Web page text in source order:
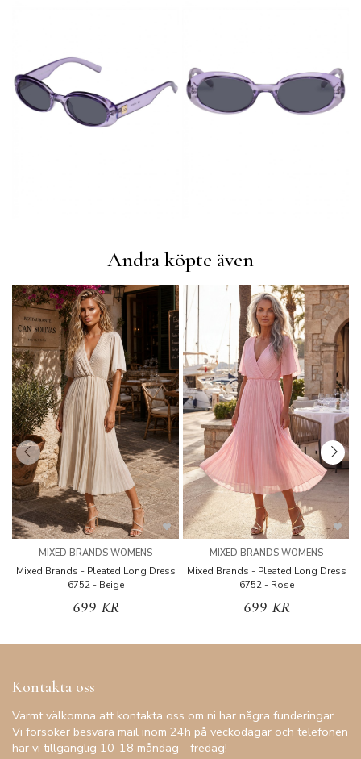
Andra köpte även
MIXED BRANDS WOMENS
Mixed Brands - Pleated Long Dress
6752 - Beige
699 KR
MIXED BRANDS WOMENS
Mixed Brands - Pleated Long Dress
6752 - Rose
699 KR
Kontakta oss
Varmt välkomna att kontakta oss om ni har några funderingar.
Vi försöker besvara mail inom 24h på veckodagar och telefonen
har vi tillgänglig 10-18 måndag - fredag!